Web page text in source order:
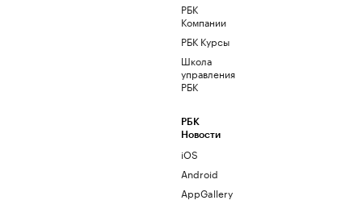
РБК
Компании
РБК Курсы
Школа
управления
РБК
РБК
Новости
iOS
Android
AppGallery